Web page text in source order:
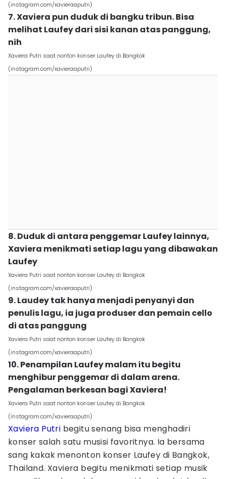
(instagram.com/xavieraaputri)
7. Xaviera pun duduk di bangku tribun. Bisa
melihat Laufey dari sisi kanan atas panggung,
nih
Xaviera Putri saat nonton konser Laufey di Bangkok
(instagram.com/xavieraaputri)
8. Duduk di antara penggemar Laufey lainnya,
Xaviera menikmati setiap lagu yang dibawakan
Laufey
Xaviera Putri saat nonton konser Laufey di Bangkok
(instagram.com/xavieraaputri)
9. Laudey tak hanya menjadi penyanyi dan
penulis lagu, ia juga produser dan pemain cello
di atas panggung
Xaviera Putri saat nonton konser Laufey di Bangkok
(instagram.com/xavieraaputri)
10. Penampilan Laufey malam itu begitu
menghibur penggemar di dalam arena.
Pengalaman berkesan bagi Xaviera!
Xaviera Putri saat nonton konser Laufey di Bangkok
(instagram.com/xavieraaputri)
Xaviera Putri begitu senang bisa menghadiri
konser salah satu musisi favoritnya. Ia bersama
sang kakak menonton konser Laufey di Bangkok,
Thailand. Xaviera begitu menikmati setiap musik